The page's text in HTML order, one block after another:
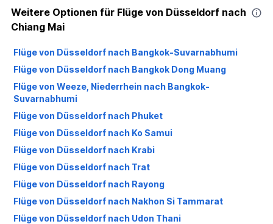
Weitere Optionen für Flüge von Düsseldorf nach
Chiang Mai
Flüge von Düsseldorf nach Bangkok-Suvarnabhumi
Flüge von Düsseldorf nach Bangkok Dong Muang
Flüge von Weeze, Niederrhein nach Bangkok-
Suvarnabhumi
Flüge von Düsseldorf nach Phuket
Flüge von Düsseldorf nach Ko Samui
Flüge von Düsseldorf nach Krabi
Flüge von Düsseldorf nach Trat
Flüge von Düsseldorf nach Rayong
Flüge von Düsseldorf nach Nakhon Si Tammarat
Flüge von Düsseldorf nach Udon Thani